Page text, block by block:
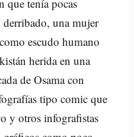
que tenía pocas
una mujer
escudo humano
herida en una
de Osama con
tipo comic que
y otros infografistas